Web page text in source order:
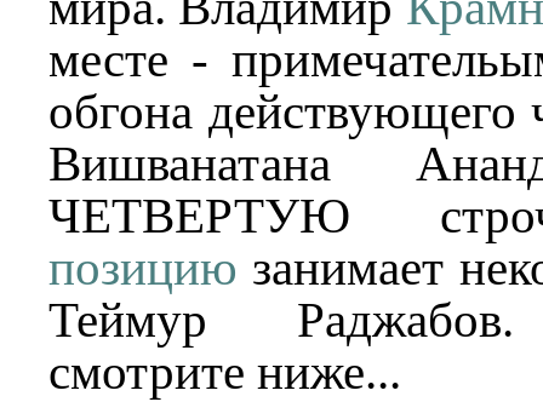
месте -
обгона
Вишванатана
ЧЕТВЕРТУЮ
позицию занимает
Теймур
смотрите ниже...